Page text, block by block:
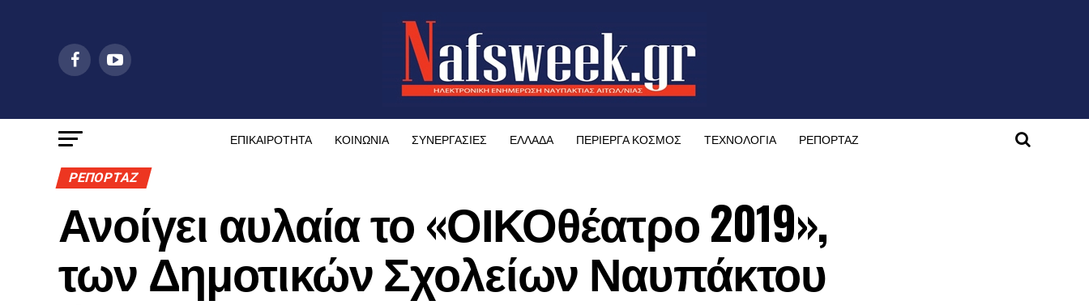
ΕΠΙΚΑΙΡΟΤΗΤΑ ΚΟΙΝΩΝΙΑ ΣΥΝΕΡΓΑΣΙΕΣ ΕΛΛΑΔΑ ΠΕΡΙΕΡΓΑ ΚΟΣΜΟΣ ΤΕΧΝΟΛΟΓΙΑ ΡΕΠΟΡΤΑΖ
ΡΕΠΟΡΤΑΖ
Ανοίγει αυλαία το «ΟΙΚΟθέατρο 2019»,
των Δημοτικών Σχολείων Ναυπάκτου